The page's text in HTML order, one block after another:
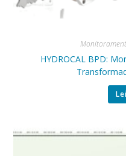
HYDROCAL BPD: